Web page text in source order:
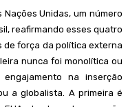
Unidas, um número
reafirmando esses quatro
de força da política externa
nunca foi monolítica ou
na inserção
a globalista. A primeira é